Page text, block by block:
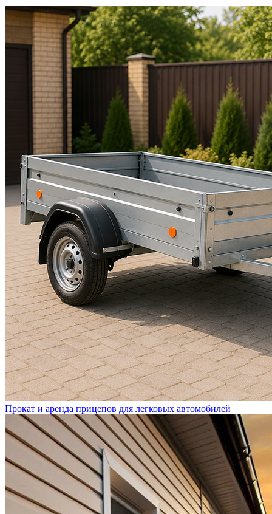
Прокат и аренда прицепов для легковых автомобилей